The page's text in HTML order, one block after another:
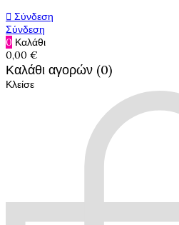
 Σύνδεση
Σύνδεση
0 Καλάθι
0,00 €
Καλάθι αγορών (0)
Κλείσε